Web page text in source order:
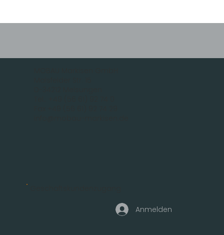
Anmelden